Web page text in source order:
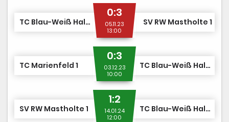
TC Blau-Weiß Halle 2
0:3
05.11.23
13:00
SV RW Mastholte 1
TC Marienfeld 1
0:3
03.12.23
10:00
TC Blau-Weiß Halle 2
SV RW Mastholte 1
1:2
14.01.24
12:00
TC Blau-Weiß Halle 2